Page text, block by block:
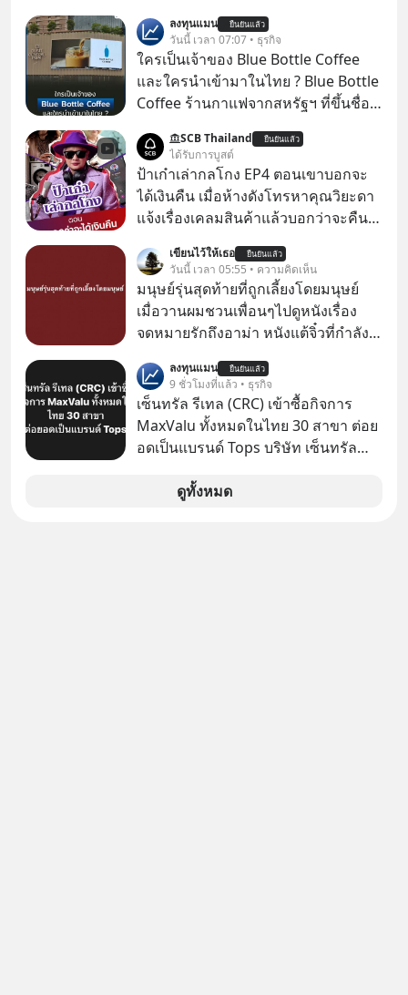
ลงทุนแมน ยืนยันแล้ว
วันนี้ เวลา 07:07 • ธุรกิจ
ใครเป็นเจ้าของ Blue Bottle Coffee
และใครนำเข้ามาในไทย ? Blue Bottle
Coffee ร้านกาแฟจากสหรัฐฯ ที่ขึ้นชื่อ
แรกในประเทศไทย ที่ Central Park
SCB Thailand ยืนยันแล้ว
ได้รับการบูสต์
ป้าเก๋าเล่ากลโกง EP4 ตอนเขาบอกจะ
ได้เงินคืน เมื่อห้างดังโทรหาคุณวิยะดา
แจ้งเรื่องเคลมสินค้าแล้วบอกว่าจะคืน
เรื่องจ้อจี้ หาคำตอบได้ที่ “ป้าเก๋าเล่ากล
โกง” EP4 ตอน “เขาบอกว่าจะได้เงิน
คืน” #ป้าเก๋าเล่ากลโกง #แก้เกมกลโกง
#อยู่อย่างยั่งยืน #Cybersecurity #เตือน
เขียนไว้ให้เธอ ยืนยันแล้ว
วันนี้ เวลา 05:55 • ความคิดเห็น
มนุษย์รุ่นสุดท้ายที่ถูกเลี้ยงโดยมนุษย์
เมื่อวานผมชวนเพื่อนๆไปดูหนังเรื่อง
จดหมายรักถึงอาม่า หนังแต้จิ๋วที่กำลัง
ป๊าผมเห็นโปสเตอร์หนังเรื่องนี้หลาย
เดือนก่อนและอยากดูมาก ด้วยเพราะว่า
อากงก็มาจากเมืองจีน ป๊าก็พูดแต้จิ๋วได้
มีเรื่องราวมีความผูกพันที่ได้ยินตั้งแต่
ลงทุนแมน ยืนยันแล้ว
9 ชั่วโมงที่แล้ว • ธุรกิจ
เซ็นทรัล รีเทล (CRC) เข้าซื้อกิจการ
MaxValu ทั้งหมดในไทย 30 สาขา ต่อย
อดเป็นแบรนด์ Tops บริษัท เซ็นทรัล
CRC แจ้งตลาดหลักทรัพย์ฯ ว่า บริษัท
ดูทั้งหมด